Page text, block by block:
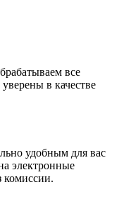
все
в качестве
удобным для вас
электронные
комиссии.